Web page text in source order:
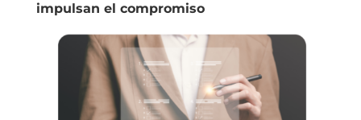
impulsan el compromiso